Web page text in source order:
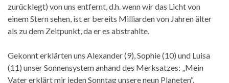
zurücklegt) von uns entfernt, d.h. wenn wir das Licht von
einem Stern sehen, ist er bereits Milliarden von Jahren älter
als zu dem Zeitpunkt, da er es abstrahlte.
Gekonnt erklärten uns Alexander (9), Sophie (10) und Luisa
(11) unser Sonnensystem anhand des Merksatzes: „Mein
Vater erklärt mir jeden Sonntag unsere neun Planeten“.